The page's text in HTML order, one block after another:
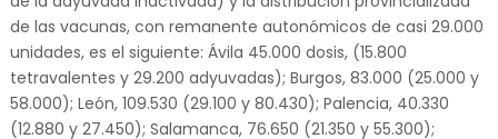
de las vacunas, con remanente autonómicos de casi 29.000
unidades, es el siguiente: Ávila 45.000 dosis, (15.800
tetravalentes y 29.200 adyuvadas); Burgos, 83.000 (25.000 y
58.000); León, 109.530 (29.100 y 80.430); Palencia, 40.330
(12.880 y 27.450); Salamanca, 76.650 (21.350 y 55.300);